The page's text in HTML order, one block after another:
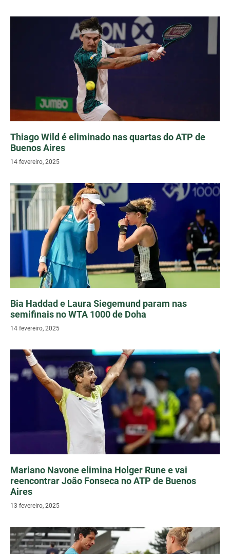
Thiago Wild é eliminado nas quartas do ATP de
Buenos Aires
14 fevereiro, 2025
Bia Haddad e Laura Siegemund param nas
semifinais no WTA 1000 de Doha
14 fevereiro, 2025
Mariano Navone elimina Holger Rune e vai
reencontrar João Fonseca no ATP de Buenos
Aires
13 fevereiro, 2025